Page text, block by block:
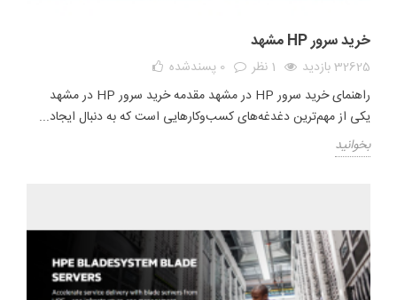
خرید سرور HP مشهد
32625 بازدید 1 نظر 0 پسندشده
راهنمای خرید سرور HP در مشهد مقدمه خرید سرور HP در مشهد
یکی از مهم‌ترین دغدغه‌های کسب‌وکارهایی است که به دنبال ایجاد...
بخوانید